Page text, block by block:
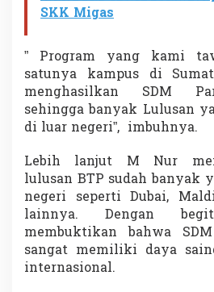
SKK Migas
” Program yang kami
satunya kampus di
menghasilkan SDM
sehingga banyak Lulusan
di luar negeri”, imbuhnya.
Lebih lanjut M Nur
lulusan BTP sudah banyak
negeri seperti Dubai,
lainnya. Dengan
membuktikan bahwa
sangat memiliki daya
internasional.